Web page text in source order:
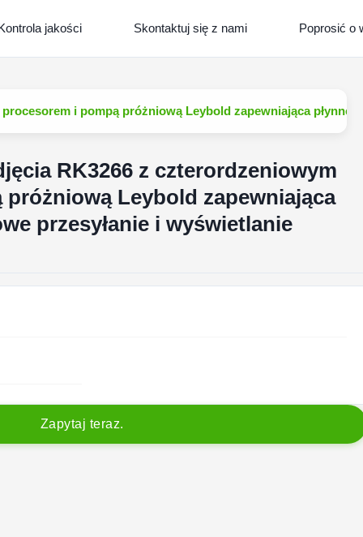
jakości Skontaktuj się z nami Poprosić o
i pompą próżniową Leybold zapewniająca płynne
RK3266 z czterordzeniowym
Leybold zapewniająca
przesyłanie i wyświetlanie
Zapytaj teraz.